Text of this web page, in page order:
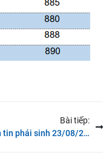
Bài tiếp:
Bản tin phái sinh 23/08/2019: Tín hiệu cho vị thế Short